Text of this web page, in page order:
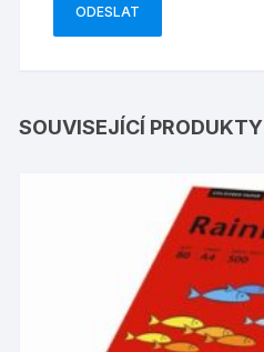
SOUVISEJÍCÍ PRODUKTY